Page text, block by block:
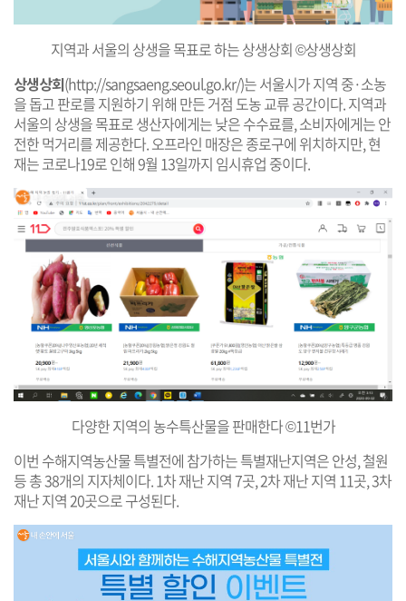
지역과 서울의 상생을 목표로 하는 상생상회 ©상생상회
상생상회(http://sangsaeng.seoul.go.kr/)는 서울시가 지역 중·소농
을 돕고 판로를 지원하기 위해 만든 거점 도농 교류 공간이다. 지역과
서울의 상생을 목표로 생산자에게는 낮은 수수료를, 소비자에게는 안
전한 먹거리를 제공한다. 오프라인 매장은 종로구에 위치하지만, 현
재는 코로나19로 인해 9월 13일까지 임시휴업 중이다.
다양한 지역의 농수특산물을 판매한다 ©11번가
이번 수해지역농산물 특별전에 참가하는 특별재난지역은 안성, 철원
등 총 38개의 지자체이다. 1차 재난 지역 7곳, 2차 재난 지역 11곳, 3차
재난 지역 20곳으로 구성된다.